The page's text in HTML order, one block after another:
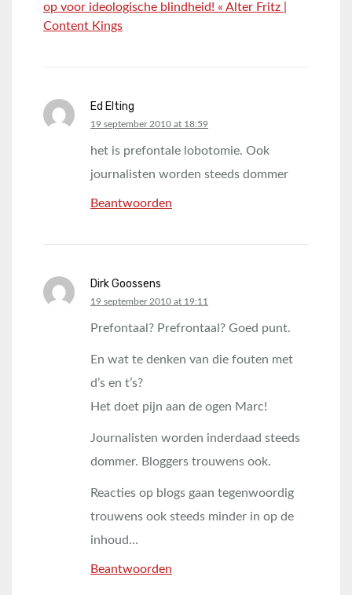
op voor ideologische blindheid! « Alter Fritz |
Content Kings
Ed Elting
says:
19 september 2010 at 18:59
het is prefontale lobotomie. Ook
journalisten worden steeds dommer
Beantwoorden
Dirk Goossens
says:
19 september 2010 at 19:11
Prefontaal? Prefrontaal? Goed punt.
En wat te denken van die fouten met
d’s en t’s?
Het doet pijn aan de ogen Marc!
Journalisten worden inderdaad steeds
dommer. Bloggers trouwens ook.
Reacties op blogs gaan tegenwoordig
trouwens ook steeds minder in op de
inhoud…
Beantwoorden